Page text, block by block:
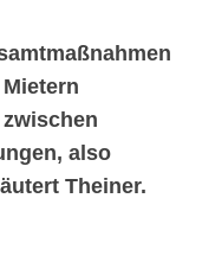
also
Theiner.